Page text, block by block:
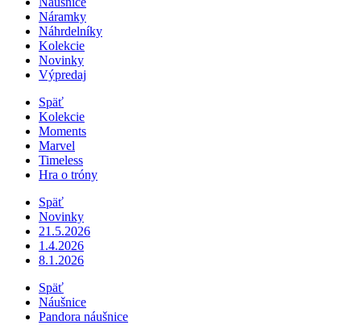
Náramky
Náhrdelníky
Kolekcie
Novinky
Výpredaj
Späť
Kolekcie
Moments
Marvel
Timeless
Hra o tróny
Späť
Novinky
21.5.2026
1.4.2026
8.1.2026
Späť
Náušnice
Pandora náušnice